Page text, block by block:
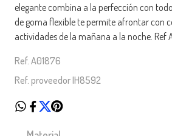
elegante combina a la perfección con
de goma flexible te permite afrontar con
actividades de la mañana a la noche. Ref
Ref. A01876
Ref. proveedor IH8592